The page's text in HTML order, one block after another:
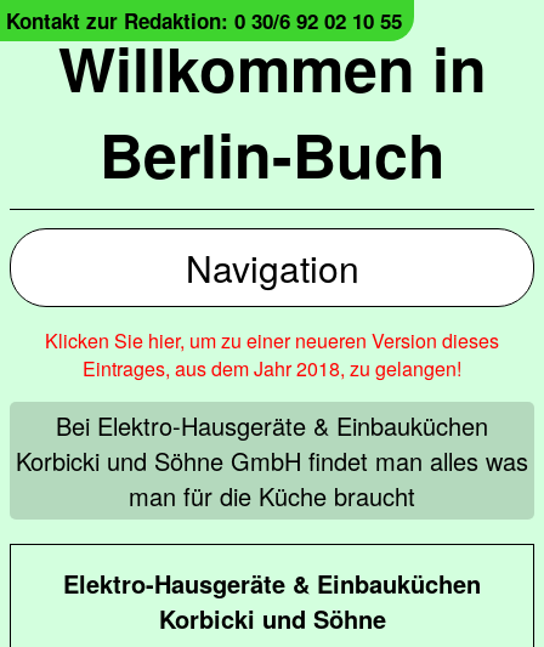
Willkommen in
Berlin-Buch
Kontakt zur Redaktion: 0 30/6 92 02 10 55
Navigation
Klicken Sie hier, um zu einer neueren Version dieses
Eintrages, aus dem Jahr 2018, zu gelangen!
Bei Elektro-Hausgeräte & Einbauküchen
Korbicki und Söhne GmbH findet man alles was
man für die Küche braucht
Elektro-Hausgeräte & Einbauküchen
Korbicki und Söhne